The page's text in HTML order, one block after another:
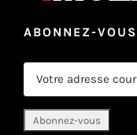
ABONNEZ-